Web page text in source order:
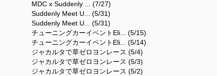
MDC x Suddenly ... (7/27)
Suddenly Meet U... (5/31)
Suddenly Meet U... (5/31)
チューニングカーイベントEli... (5/15)
チューニングカーイベントEli... (5/14)
ジャカルタで草ゼロヨンレース (5/4)
ジャカルタで草ゼロヨンレース (5/3)
ジャカルタで草ゼロヨンレース (5/2)